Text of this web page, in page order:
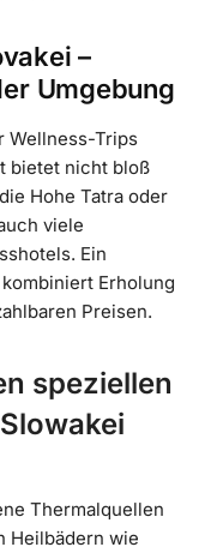
–
Umgebung
Wellness-Trips
bietet nicht bloß
Hohe Tatra oder
viele
Ein
Erholung
Preisen.
speziellen
Thermalquellen
Heilbädern wie